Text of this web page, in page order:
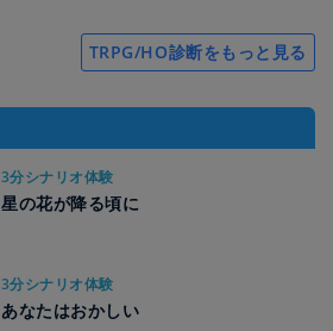
TRPG/HO診断をもっと見る
3分シナリオ体験
星の花が降る頃に
3分シナリオ体験
あなたはおかしい